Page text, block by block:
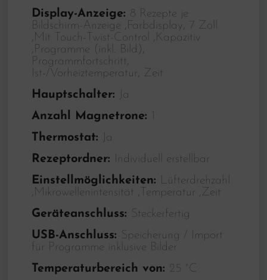
Display-Anzeige: 8 Rezepte je
Bildschirm-Anzeige ,Farbdisplay, 7 Zoll
,Mit Touch-Twist-Control ,Kapazitiv
,Programme (inkl. Bild),
Programmfortschritt,
Ist-/Vorheiztemperatur, Zeit
Hauptschalter:
Ja
Anzahl Magnetrone: 1
Thermostat:
Ja
Rezeptordner: Individuell erstellbar
Einstellmöglichkeiten: Lüfterdrehzahl
,Mikrowellenintensität ,Temperatur ,Zeit
Geräteanschluss: Steckerfertig
USB-Anschluss: Speicherung / Import
für Programme inklusive Bilder
Temperaturbereich von: 25 °C